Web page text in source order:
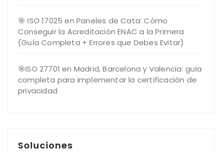
🎯 ISO 17025 en Paneles de Cata: Cómo
Conseguir la Acreditación ENAC a la Primera
(Guía Completa + Errores que Debes Evitar)
🎯ISO 27701 en Madrid, Barcelona y Valencia: guía
completa para implementar la certificación de
privacidad
Soluciones